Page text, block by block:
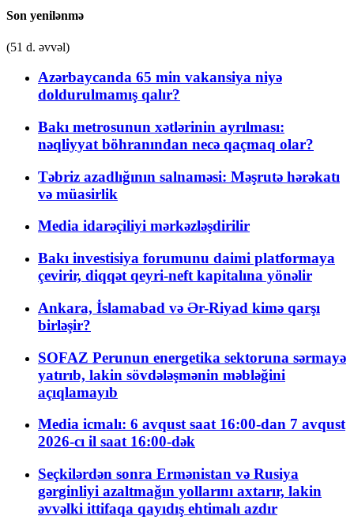
Son yenilənmə
(51 d. əvvəl)
Azərbaycanda 65 min vakansiya niyə
doldurulmamış qalır?
Bakı metrosunun xətlərinin ayrılması:
nəqliyyat böhranından necə qaçmaq olar?
Təbriz azadlığının salnaməsi: Məşrutə hərəkatı
və müasirlik
Media idarəçiliyi mərkəzləşdirilir
Bakı investisiya forumunu daimi platformaya
çevirir, diqqət qeyri-neft kapitalına yönəlir
Ankara, İslamabad və Ər-Riyad kimə qarşı
birləşir?
SOFAZ Perunun energetika sektoruna sərmayə
yatırıb, lakin sövdələşmənin məbləğini
açıqlamayıb
Media icmalı: 6 avqust saat 16:00-dan 7 avqust
2026-cı il saat 16:00-dək
Seçkilərdən sonra Ermənistan və Rusiya
gərginliyi azaltmağın yollarını axtarır, lakin
əvvəlki ittifaqa qayıdış ehtimalı azdır